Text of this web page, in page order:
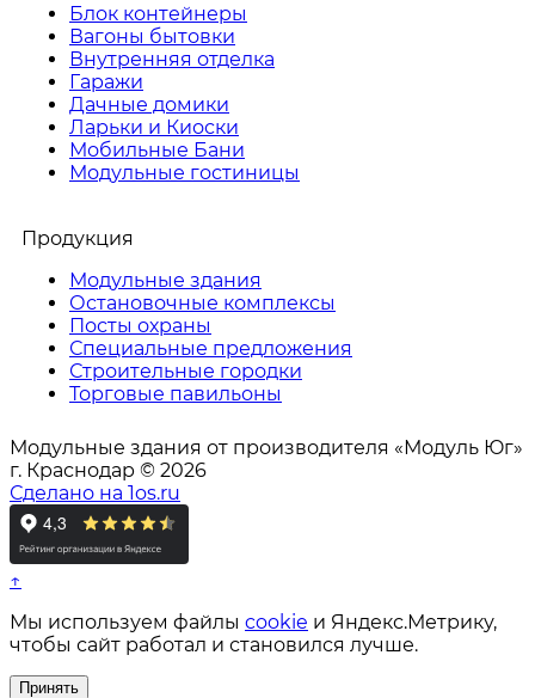
Блок контейнеры
Вагоны бытовки
Внутренняя отделка
Гаражи
Дачные домики
Ларьки и Киоски
Мобильные Бани
Модульные гостиницы
Продукция
Модульные здания
Остановочные комплексы
Посты охраны
Специальные предложения
Строительные городки
Торговые павильоны
Модульные здания от производителя «Модуль Юг»
г. Краснодар © 2026
Сделано на 1os.ru
↑
Мы используем файлы cookie и Яндекс.Метрику,
чтобы сайт работал и становился лучше.
Принять